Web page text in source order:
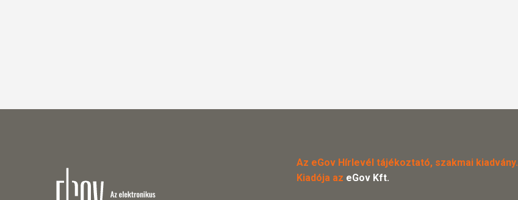
Az eGov Hírlevél tájékoztató, szakmai kiadvány.
Kiadója az eGov Kft.